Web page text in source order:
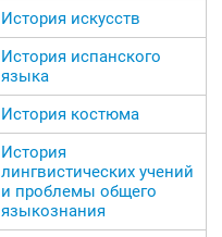
История искусств
История испанского
языка
История костюма
История
лингвистических учений
и проблемы общего
языкознания